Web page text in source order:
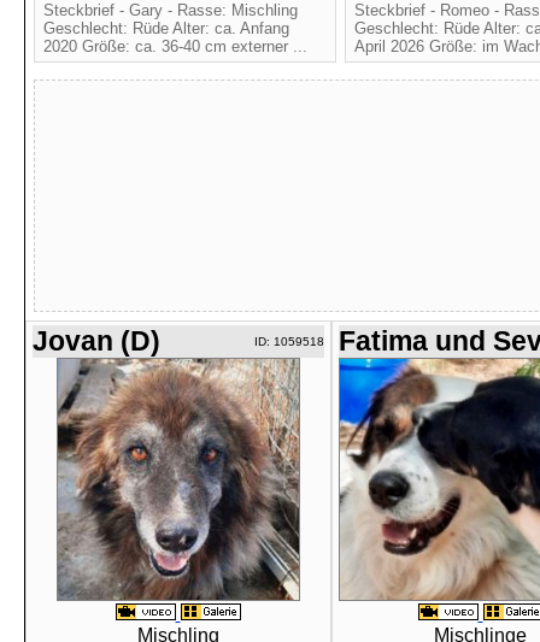
Steckbrief - Gary - Rasse: Mischling
Geschlecht: Rüde Alter: ca. Anfang
2020 Größe: ca. 36-40 cm externer ...
Steckbrief - Romeo -
Geschlecht: Rüde Alter:
April 2026 Größe: im
Jovan (D) ID: 1059518
Mischling
Fatima und
Mischlinge